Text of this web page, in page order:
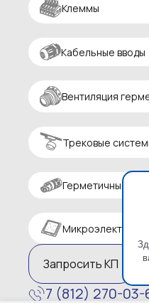
Клеммы
Кабельные вводы
Вентиляция
Трековые
Герметичные
Запросить КП
7 (812) 270-03-